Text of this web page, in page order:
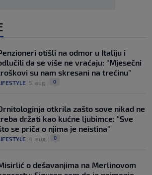
otišli na odmor u Italiju i
da se više ne vraćaju: "Mjesečni
su nam skresani na trećinu"
5. aug. 0
otkrila zašto sove nikad ne
držati kao kućne ljubimce: "Sve
se priča o njima je neistina"
4. aug. 0
o dešavanjima na Merlinovom